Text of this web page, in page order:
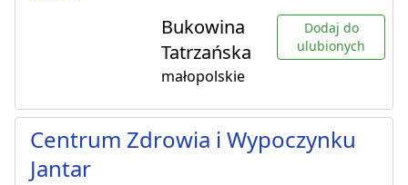
Bukowina
Tatrzańska
małopolskie
Dodaj do
ulubionych
Centrum Zdrowia i Wypoczynku
Jantar